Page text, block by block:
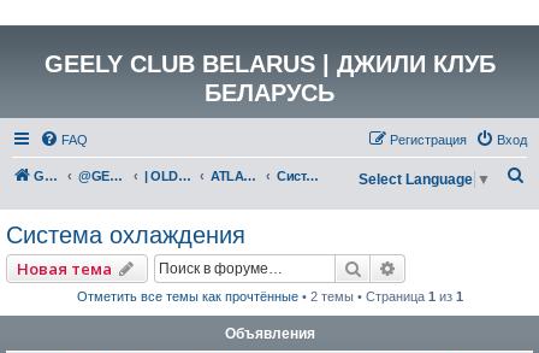
GEELY CLUB BELARUS | ДЖИЛИ КЛУБ
БЕЛАРУСЬ
FAQ Вход
Регистрация
GEELY Club Belarus @GEELYCLUBBY | OLD GEELY ATLAS (NL-3) Система охлаждения Select Language ▼
Система охлаждения
Новая тема Поиск
Отметить все темы как прочтённые• 2 темы • Страница 1 из 1
Объявления